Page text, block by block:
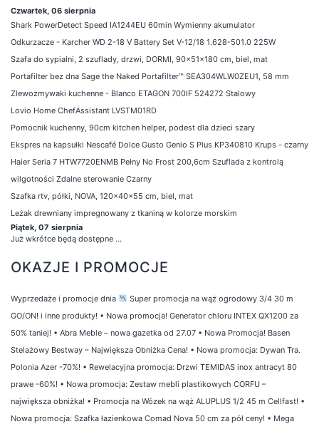
Czwartek, 06 sierpnia
Shark PowerDetect Speed IA1244EU 60min Wymienny akumulator
Odkurzacze - Karcher WD 2-18 V Battery Set V-12/18 1.628-501.0 225W
Szafa do sypialni, 2 szuflady, drzwi, DORMI, 90x51x180 cm, biel, mat
Portafilter bez dna Sage the Naked Portafilter™ SEA304WLW0ZEU1, 58 mm
Zlewozmywaki kuchenne - Blanco ETAGON 700IF 524272 Stalowy
Lovio Home ChefAssistant LVSTM01RD
Pomocnik kuchenny, 90cm kitchen helper, podest dla dzieci szary
Ekspres na kapsułki Nescafé Dolce Gusto Genio S Plus KP340810 Krups - czarny
Haier Seria 7 HTW7720ENMB Pełny No Frost 200,6cm Szuflada z kontrolą
wilgotności Zdalne sterowanie Czarny
Szafka rtv, półki, NOVA, 120x40x55 cm, biel, mat
Leżak drewniany impregnowany z tkaniną w kolorze morskim
Piątek, 07 sierpnia
Już wkrótce będą dostępne ...
OKAZJE I PROMOCJE
Wyprzedaże i promocje dnia
Super promocja na wąż ogrodowy 3/4 30 m
GO/ON! i inne produkty! • Nowa promocja! Generator chloru INTEX QX1200 za
50% taniej! • Abra Meble – nowa gazetka od 27.07 • Nowa Promocja! Basen
Stelażowy Bestway – Największa Obniżka Cena! • Nowa promocja: Dywan Tra.
Polonia Azer -70%! • Rewelacyjna promocja: Drzwi TEMIDAS inox antracyt 80
prawe -60%! • Nowa promocja: Zestaw mebli plastikowych CORFU –
największa obniżka! • Promocja na Wózek na wąż ALUPLUS 1/2 45 m Cellfast! •
Nowa promocja: Szafka łazienkowa Comad Nova 50 cm za pół ceny! • Mega